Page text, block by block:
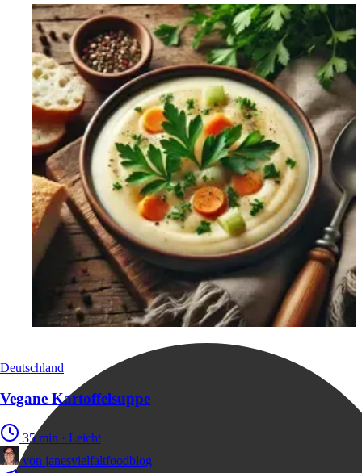
Deutschland
Vegane Kartoffelsuppe
35 min · Leicht
von janesvielfaltfoodblog